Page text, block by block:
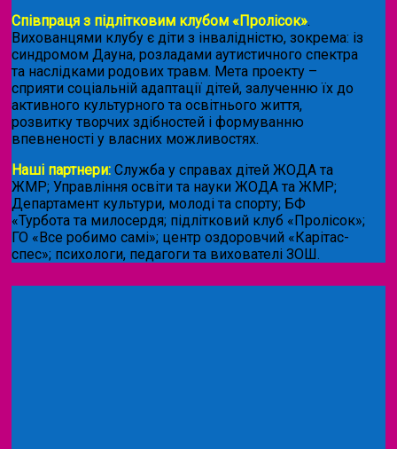
Співпраця з підлітковим клубом «Пролісок».
Вихованцями клубу є діти з інвалідністю, зокрема: із
синдромом Дауна, розладами аутистичного спектра
та наслідками родових травм. Мета проекту –
сприяти соціальній адаптації дітей, залученню їх до
активного культурного та освітнього життя,
розвитку творчих здібностей і формуванню
впевненості у власних можливостях.
Наші партнери: Служба у справах дітей ЖОДА та
ЖМР; Управління освіти та науки ЖОДА та ЖМР;
Департамент культури, молоді та спорту; БФ
«Турбота та милосердя; підлітковий клуб «Пролісок»;
ГО «Все робимо самі»; центр оздоровчий «Карітас-
спес»; психологи, педагоги та вихователі ЗОШ.